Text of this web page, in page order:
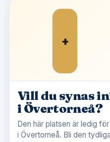
+
Vill du synas
i Övertorneå?
Den här platsen är ledig
i Övertorneå. Bli den